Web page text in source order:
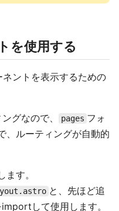
を使用する
ントを表示するための
グなので、 pages フォ
、ルーティングが自動的
ます。
と、先ほど追
importして使用します。